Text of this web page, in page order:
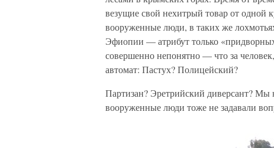
везущие свой нехитрый товар от одной
вооруженные люди, в таких же
Эфиопии — атрибут только
совершенно непонятно — что за
автомат: Пастух? Полицейский?
Партизан? Эретрийский диверсант?
вооруженные люди тоже не задавали